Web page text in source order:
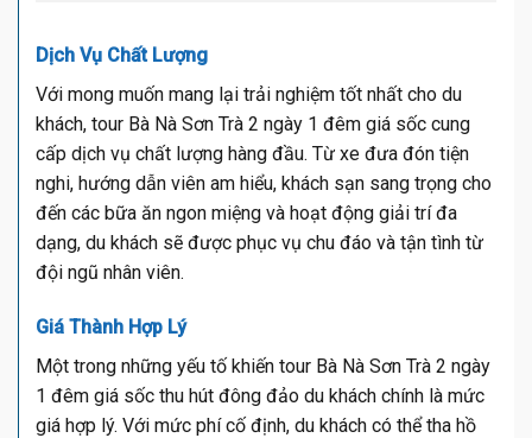
Dịch Vụ Chất Lượng
Với mong muốn mang lại trải nghiệm tốt nhất cho du
khách, tour Bà Nà Sơn Trà 2 ngày 1 đêm giá sốc cung
cấp dịch vụ chất lượng hàng đầu. Từ xe đưa đón tiện
nghi, hướng dẫn viên am hiểu, khách sạn sang trọng cho
đến các bữa ăn ngon miệng và hoạt động giải trí đa
dạng, du khách sẽ được phục vụ chu đáo và tận tình từ
đội ngũ nhân viên.
Giá Thành Hợp Lý
Một trong những yếu tố khiến tour Bà Nà Sơn Trà 2 ngày
1 đêm giá sốc thu hút đông đảo du khách chính là mức
giá hợp lý. Với mức phí cố định, du khách có thể tha hồ